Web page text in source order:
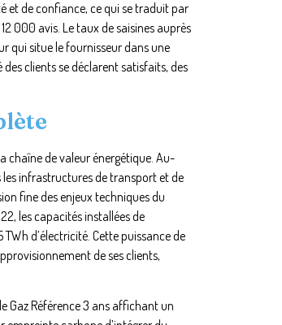
et de confiance, ce qui se traduit par
000 avis. Le taux de saisines auprès
qui situe le fournisseur dans une
clients se déclarent satisfaits, des
chaîne de valeur énergétique. Au-
infrastructures de transport et de
fine des enjeux techniques du
les capacités installées de
d’électricité. Cette puissance de
de ses clients,
Gaz Référence 3 ans affichant un